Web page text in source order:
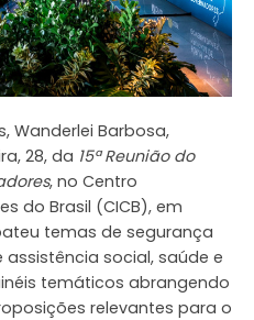
Wanderlei Barbosa,
28, da 15ª Reunião do
, no Centro
do Brasil (CICB), em
temas de segurança
social, saúde e
temáticos abrangendo
relevantes para o